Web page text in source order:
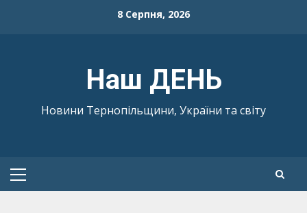
8 Серпня, 2026
Наш ДЕНЬ
Новини Тернопільщини, України та світу
Primary